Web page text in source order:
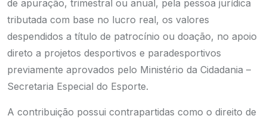
de apuração, trimestral ou anual, pela pessoa jurídica
tributada com base no lucro real, os valores
despendidos a título de patrocínio ou doação, no apoio
direto a projetos desportivos e paradesportivos
previamente aprovados pelo Ministério da Cidadania –
Secretaria Especial do Esporte.
A contribuição possui contrapartidas como o direito de